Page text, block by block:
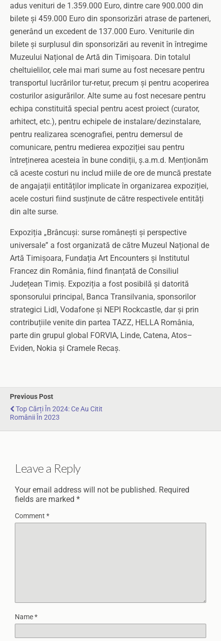
adus venituri de 1.359.000 Euro, dintre care 900.000 din
bilete și 459.000 Euro din sponsorizări atrase de parteneri,
generând un excedent de 137.000 Euro. Veniturile din
bilete și surplusul din sponsorizări au revenit în întregime
Muzeului Național de Artă din Timișoara. Din totalul
cheltuielilor, cele mai mari sume au fost necesare pentru
transportul lucrărilor tur-retur, precum și pentru acoperirea
costurilor asigurărilor. Alte sume au fost necesare pentru
echipa constituită special pentru acest proiect (curator,
arhitect, etc.), pentru echipele de instalare/dezinstalare,
pentru realizarea scenografiei, pentru demersul de
comunicare, pentru medierea expoziției sau pentru
întreținerea acesteia în bune condiții, ș.a.m.d. Menționăm
că aceste costuri nu includ miile de ore de muncă prestate
de angajații entităților implicate în organizarea expoziției,
acele costuri fiind susținute de către respectivele entități
din alte surse.
Expoziția „Brâncuși: surse românești și perspective
universale” a fost organizată de către Muzeul Național de
Artă Timișoara, Fundația Art Encounters și Institutul
Francez din România, fiind finanțată de Consiliul
Județean Timiș. Expoziția a fost posibilă și datorită
sponsorului principal, Banca Transilvania, sponsorilor
strategici Lidl, Vodafone și NEPI Rockcastle, dar și prin
contribuțiile venite din partea TAZZ, HELLA România,
parte din grupul global FORVIA, Linde, Catena, Atos–
Eviden, Nokia și Cramele Recaș.
Previous Post
Top Cărți În 2024: Ce Au Citit
Românii În 2023
Leave a Reply
Your email address will not be published. Required
fields are marked *
Comment *
Name*